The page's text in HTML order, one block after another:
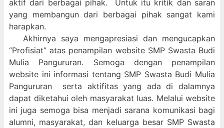
aktif dari berbagai pihak. Untuk itu kritik dan saran
yang membangun dari berbagai pihak sangat kami
harapkan.
Akhirnya saya mengapresiasi dan mengucapkan
“Profisiat” atas penampilan website SMP Swasta Budi
Mulia Pangururan. Semoga dengan penampilan
website ini informasi tentang SMP Swasta Budi Mulia
Pangururan serta aktifitas yang ada di dalamnya
dapat diketahui oleh masyarakat luas. Melalui website
ini juga semoga bisa menjadi sarana komunikasi bagi
alumni, masyarakat, dan keluarga besar SMP Swasta